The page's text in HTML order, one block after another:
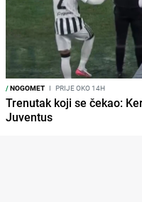
/NOGOMET I PRIJE OKO 14H
Trenutak koji se čekao:
Juventus